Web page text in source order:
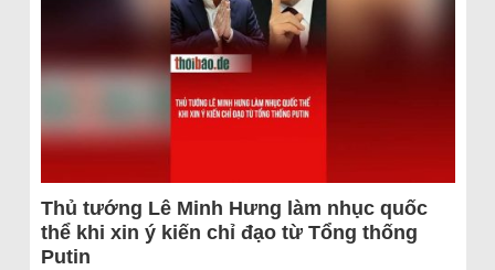
Thủ tướng Lê Minh Hưng làm nhục quốc
thể khi xin ý kiến chỉ đạo từ Tổng thống
Putin